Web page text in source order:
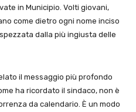
in Municipio. Volti giovani,
come dietro ogni nome inciso
dalla più ingiusta delle
il messaggio più profondo
ha ricordato il sindaco, non è
da calendario. È un modo